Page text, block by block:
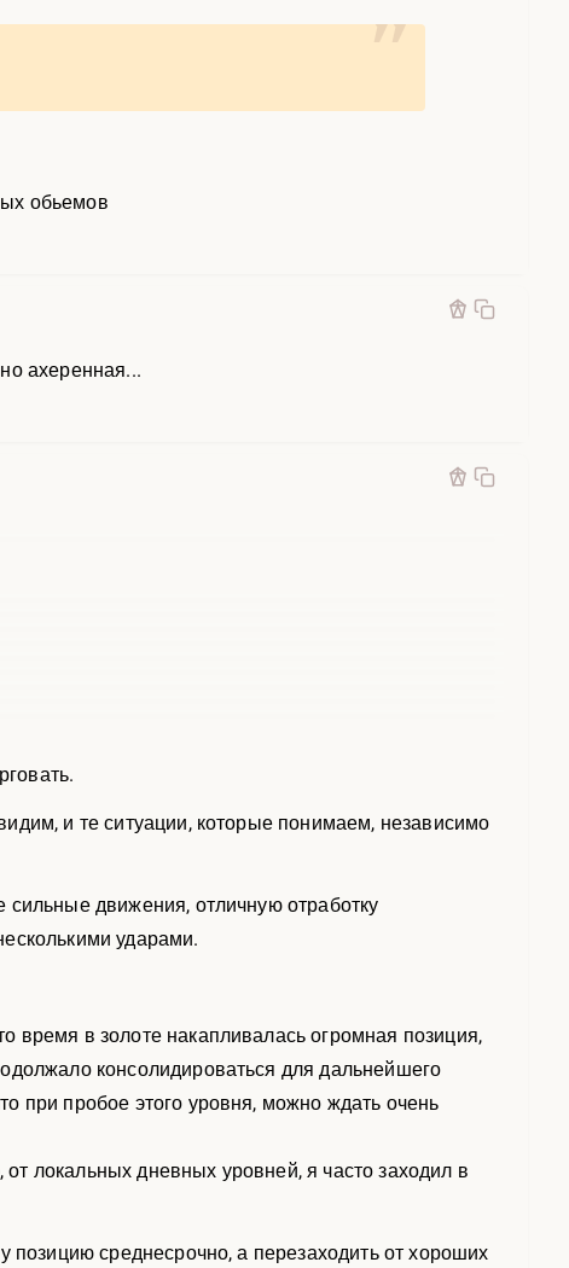
обьемов
ахеренная...
и те ситуации, которые понимаем, независимо
сильные движения, отличную отработку
ударами.
время в золоте накапливалась огромная позиция,
консолидироваться для дальнейшего
при пробое этого уровня, можно ждать очень
от локальных дневных уровней, я часто заходил в
позицию среднесрочно, а перезаходить от хороших